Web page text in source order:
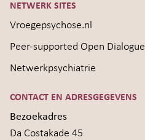
NETWERK SITES
Vroegepsychose.nl
Peer-supported Open Dialogue
Netwerkpsychiatrie
CONTACT EN ADRESGEGEVENS
Bezoekadres
Da Costakade 45